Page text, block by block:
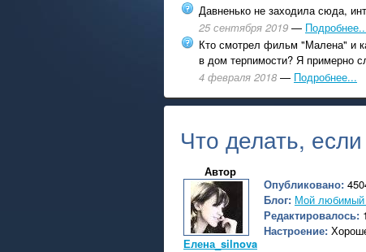
Давненько не заходила сюда,
25 сентября 2019 —
Кто смотрел фильм "Малена" и
в дом терпимости? Я примерно
4 февраля 2018 — Подробнее...
Что делать, если
Автор
Елена_silnova
Опубликовано:
Блог: Мой любимый
Редактировалось:
Настроение: